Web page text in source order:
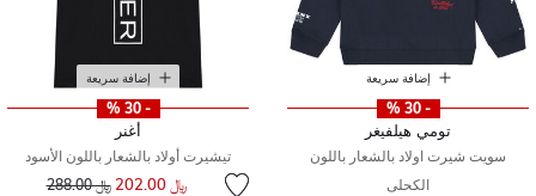
إضافة سريعة
- 30 %
تومي هيلفيغر
سويت شيرت اولاد بالشعار باللون
الكحلى
إضافة سريعة
- 30 %
أغنر
تيشيرت أولاد بالشعار باللون الأسود
﷼ 202.00 سعر مخفض من
﷼ 288.00 إلى